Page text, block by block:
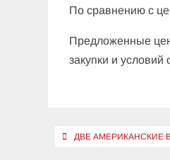
По сравнению с
Предложенные
закупки и условий
Навигация
ДВЕ АМЕРИКАНСКИЕ